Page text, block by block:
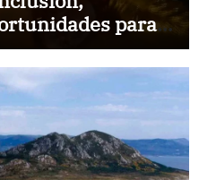
para
sin barreras